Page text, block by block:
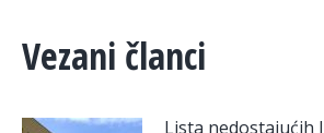
Vezani članci
Lista nedostajućih